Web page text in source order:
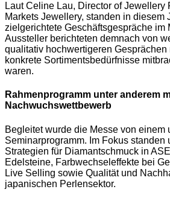
Laut Celine Lau, Director of Jewellery
Markets Jewellery, standen in diesem
zielgerichtete Geschäftsgespräche im
Aussteller berichteten demnach von
qualitativ hochwertigeren
konkrete Sortimentsbedürfnisse
waren.
Rahmenprogramm unter anderem
Nachwuchswettbewerb
Begleitet wurde die Messe von einem
Seminarprogramm. Im Fokus standen
Strategien für Diamantschmuck in
Edelsteine, Farbwechseleffekte bei
Live Selling sowie Qualität und
japanischen Perlensektor.